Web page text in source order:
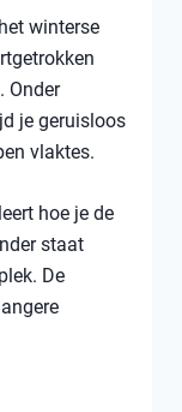
winterse
Onder
je geruisloos
vlaktes.
hoe je de
staat
De